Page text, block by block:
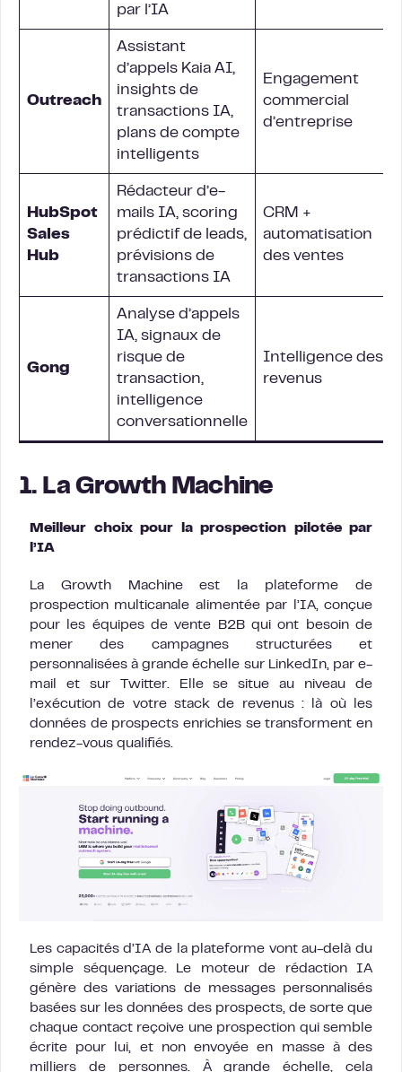
par l’IA
Outreach
Assistant
d’appels Kaia AI,
insights de
transactions IA,
plans de compte
intelligents
Engagement
commercial
d’entreprise
HubSpot
Sales
Hub
Rédacteur d’e-
mails IA, scoring
prédictif de leads,
prévisions de
transactions IA
CRM +
automatisation
des ventes
Gong
Analyse d’appels
IA, signaux de
risque de
transaction,
intelligence
conversationnelle
Intelligence des
revenus
1. La Growth Machine
Meilleur choix pour la prospection pilotée par
l’IA
La Growth Machine est la plateforme de
prospection multicanale alimentée par l’IA, conçue
pour les équipes de vente B2B qui ont besoin de
mener des campagnes structurées et
personnalisées à grande échelle sur LinkedIn, par e-
mail et sur Twitter. Elle se situe au niveau de
l’exécution de votre stack de revenus : là où les
données de prospects enrichies se transforment en
rendez-vous qualifiés.
Les capacités d’IA de la plateforme vont au-delà du
simple séquençage. Le moteur de rédaction IA
génère des variations de messages personnalisés
basées sur les données des prospects, de sorte que
chaque contact reçoive une prospection qui semble
écrite pour lui, et non envoyée en masse à des
milliers de personnes. À grande échelle, cela